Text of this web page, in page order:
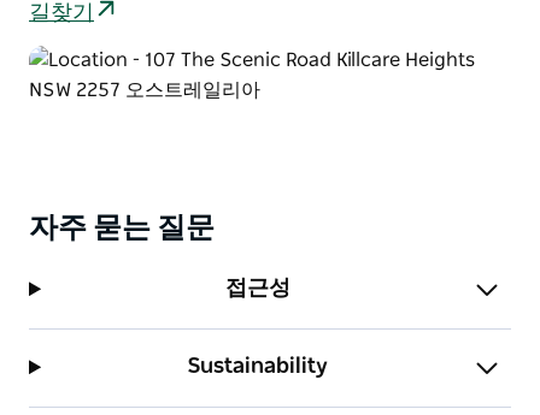
주는 스파 경험을 제공합니다.
부디 국립공원(Bouddi National Park) 내에 7개의 지역
청정 해변과 수많은 멋진 해안 산책로가 있는 벨스 앳 킬
길찾기
자주 묻는 질문
접근성
Sustainability